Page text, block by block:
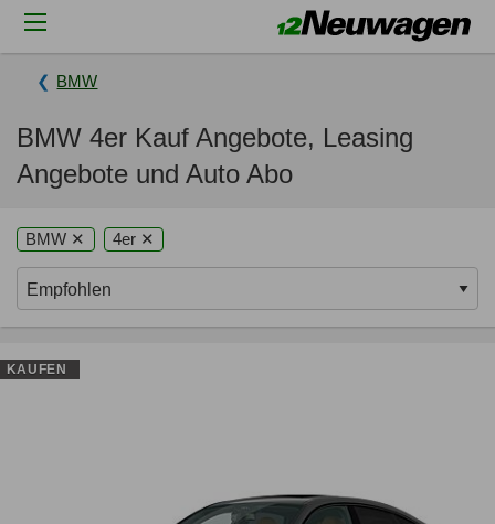
BMW
BMW 4er Kauf Angebote, Leasing
Angebote und Auto Abo
BMW ✕ 4er ✕
KAUFEN